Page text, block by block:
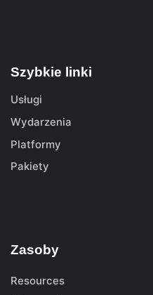
Szybkie linki
Usługi
Wydarzenia
Platformy
Pakiety
Zasoby
Resources